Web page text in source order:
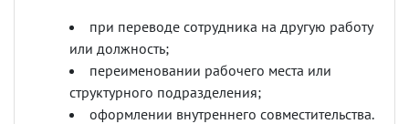
при переводе сотрудника на другую работу
или должность;
переименовании рабочего места или
структурного подразделения;
оформлении внутреннего совместительства.